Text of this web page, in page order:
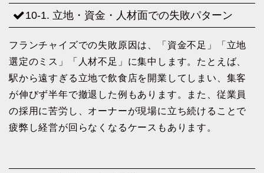
10-1. 立地・資金・人材面での失敗パターン
フランチャイズでの失敗原因は、「資金不足」「立地
選定のミス」「人材不足」に集中します。たとえば、
駅から遠すぎる立地で飲食店を開業してしまい、集客
が伸びず半年で撤退した例もあります。また、従業員
の採用に苦労し、オーナーが現場に立ち続けることで
疲弊し経営が回らなくなるケースもあります。